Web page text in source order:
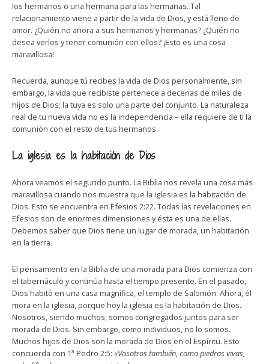
los hermanos o una hermana para las hermanas. Tal
relacionamiento viene a partir de la vida de Dios, y está lleno de
amor. ¿Quién no añora a sus hermanos y hermanas? ¿Quién no
desea verlos y tener comunión con ellos? ¡Esto es una cosa
maravillosa!
Recuerda, aunque tú recibes la vida de Dios personalmente, sin
embargo, la vida que recibiste pertenece a decenas de miles de
hijos de Dios; la tuya es solo una parte del conjunto. La naturaleza
real de tu nueva vida no es la independencia – ella requiere de ti la
comunión con el resto de tus hermanos.
La iglesia es la habitación de Dios
Ahora veamos el segundo punto. La Biblia nos revela una cosa más
maravillosa cuando nos muestra que la iglesia es la habitación de
Dios. Esto se encuentra en Efesios 2:22. Todas las revelaciones en
Efesios son de enormes dimensiones y ésta es una de ellas.
Debemos saber que Dios tiene un lugar de morada, un habitación
en la tierra.
El pensamiento en la Biblia de una morada para Dios comienza con
el tabernáculo y continúa hasta el tiempo presente. En el pasado,
Dios habitó en una casa magnífica, el templo de Salomón. Ahora, él
mora en la iglesia, porque hoy la iglesia es la habitación de Dios.
Nosotros, siendo muchos, somos congregados juntos para ser
morada de Dios. Sin embargo, como individuos, no lo somos.
Muchos hijos de Dios son la morada de Dios en el Espíritu. Esto
concuerda con 1ª Pedro 2:5: «Vosotros también, como piedras vivas,